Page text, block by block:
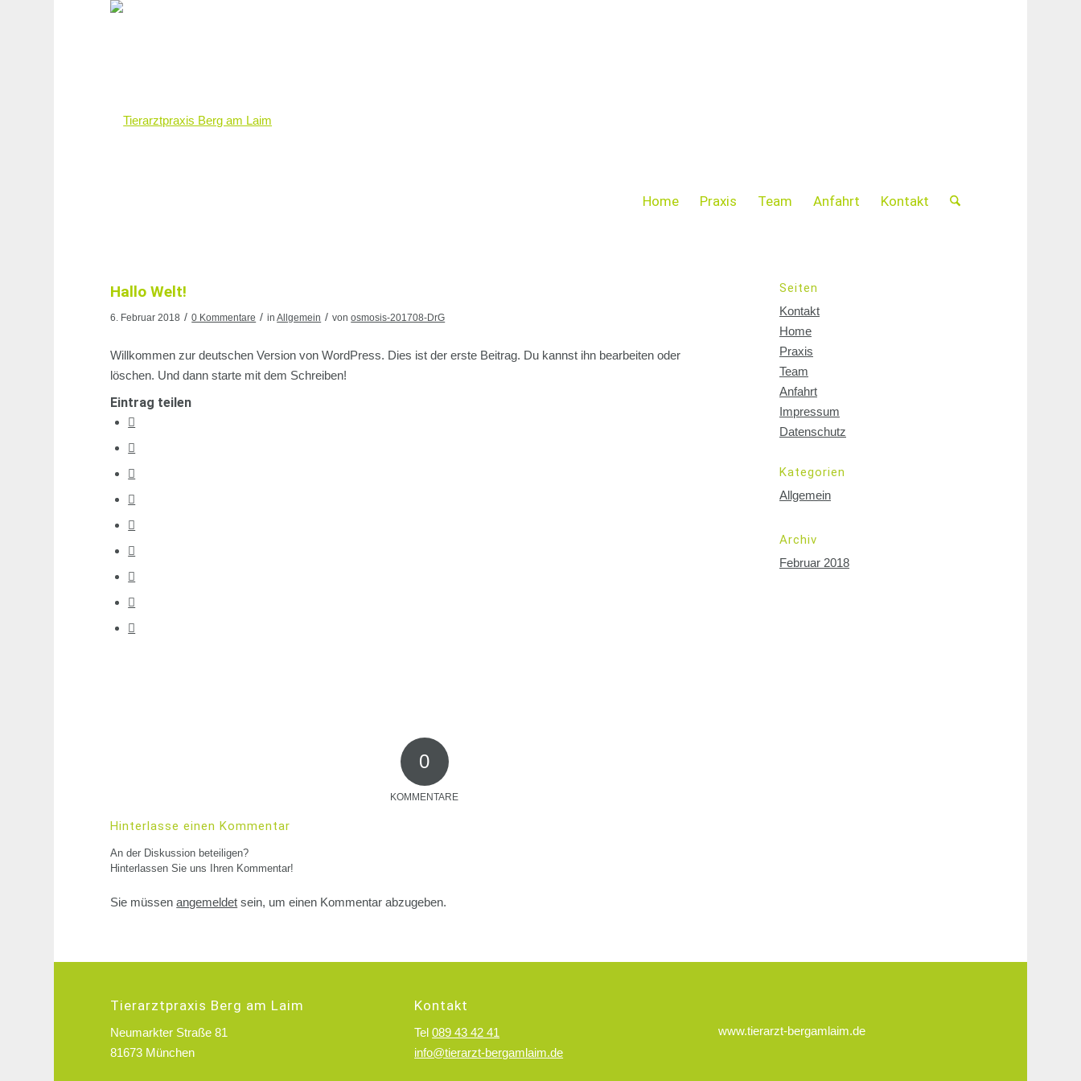
Home Praxis Team Anfahrt Kontakt
Hallo Welt!
6. Februar 2018 / 0 Kommentare / inAllgemein / vonosmosis-201708-DrG
Willkommen zur deutschen Version von WordPress. Dies ist der erste Beitrag. Du kannst ihn bearbeiten oder
löschen. Und dann starte mit dem Schreiben!
Eintrag teilen
0
KOMMENTARE
Hinterlasse einen Kommentar
An der Diskussion beteiligen?
Hinterlassen Sie uns Ihren Kommentar!
Sie müssenangemeldet sein, um einen Kommentar abzugeben.
Seiten
Kontakt
Home
Praxis
Team
Anfahrt
Impressum
Datenschutz
Kategorien
Allgemein
Archiv
Februar 2018
Tierarztpraxis Berg am Laim
Neumarkter Straße 81
81673 München
Kontakt
Tel089 43 42 41
info@tierarzt-bergamlaim.de
www.tierarzt-bergamlaim.de